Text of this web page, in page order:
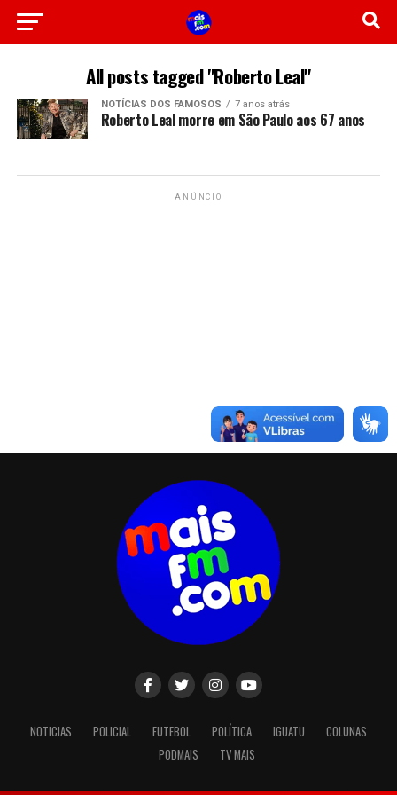
All posts tagged "Roberto Leal"
NOTÍCIAS DOS FAMOSOS 7 anos atrás
Roberto Leal morre em São Paulo aos 67 anos
ANÚNCIO
NOTICIAS POLICIAL FUTEBOL POLÍTICA IGUATU
COLUNAS
PODMAIS
TV MAIS